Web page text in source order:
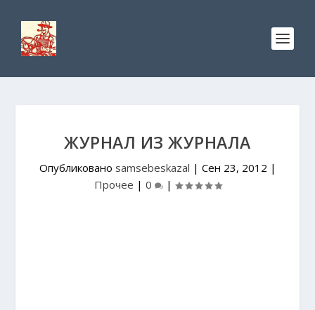
ЖУРНАЛ ИЗ ЖУРНАЛА
Опубликовано samsebeskazal | Сен 23, 2012 |
Прочее | 0 |